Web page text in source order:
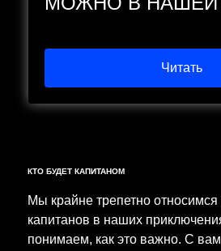
Читать
Мы крайне трепетно
капитанов в наших
понимаем, как это важно. С
КТО БУДЕТ КАПИТАНОМ